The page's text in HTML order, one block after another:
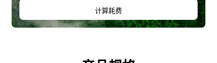
计算耗费